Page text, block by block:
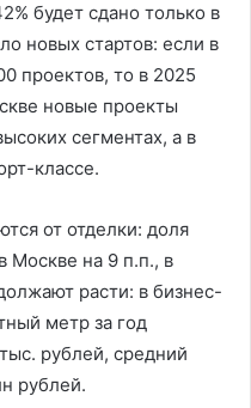
будет сдано только в
новых стартов: если в
проектов, то в 2025
новые проекты
сегментах, а в
классе.
от отделки: доля
Москве на 9 п.п., в
расти: в бизнес-
метр за год
рублей, средний
рублей.